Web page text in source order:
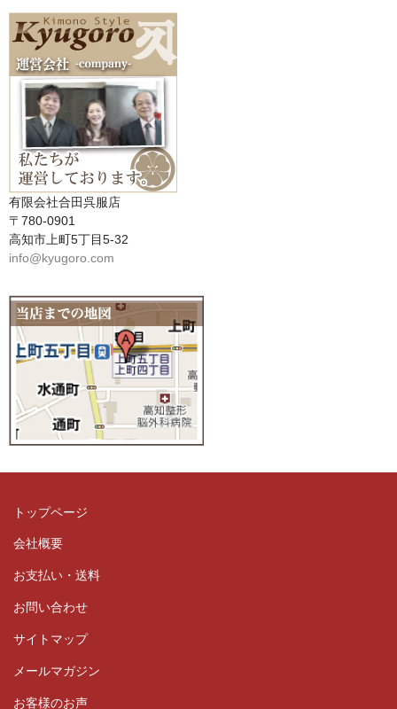
有限会社合田呉服店
〒780-0901
高知市上町5丁目5-32
info@kyugoro.com
トップページ
会社概要
お支払い・送料
お問い合わせ
サイトマップ
メールマガジン
お客様のお声